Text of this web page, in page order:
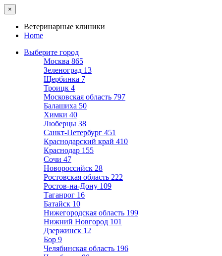
×
Ветеринарные клиники
Home
Выберите город
Москва 865
Зеленоград 13
Щербинка 7
Троицк 4
Московская область 797
Балашиха 50
Химки 40
Люберцы 38
Санкт-Петербург 451
Краснодарский край 410
Краснодар 155
Сочи 47
Новороссийск 28
Ростовская область 222
Ростов-на-Дону 109
Таганрог 16
Батайск 10
Нижегородская область 199
Нижний Новгород 101
Дзержинск 12
Бор 9
Челябинская область 196